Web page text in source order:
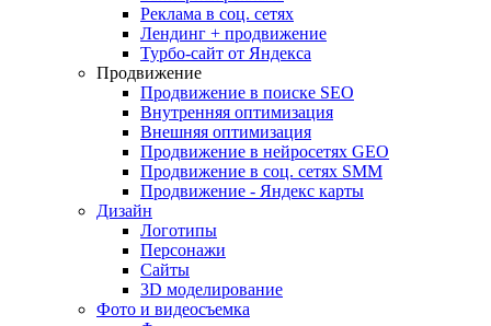
Реклама в соц. сетях
Лендинг + продвижение
Турбо-сайт от Яндекса
Продвижение
Продвижение в поиске SEO
Внутренняя оптимизация
Внешняя оптимизация
Продвижение в нейросетях GEO
Продвижение в соц. сетях SMM
Продвижение - Яндекс карты
Дизайн
Логотипы
Персонажи
Сайты
3D моделирование
Фото и видеосъемка